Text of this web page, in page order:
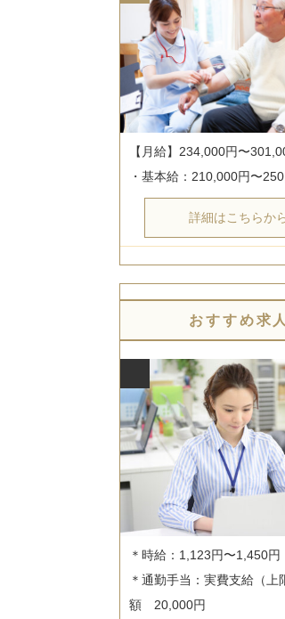
【月給】234,000円〜
・基本給：210,000円〜
詳細はこちらか
おすすめ求人
＊時給：1,123円〜1,450円
＊通勤手当：実費支給（上